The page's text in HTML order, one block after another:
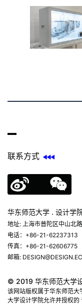
联系方式
华东师范大学 . 设计学
地址: 上海市普陀区中山北
电话：+86-21-62237313
传真：+86-21-62606775
邮箱:
© 2019 华东师范大学
该网站版权属于华东师范
大学设计学院允许并授权的